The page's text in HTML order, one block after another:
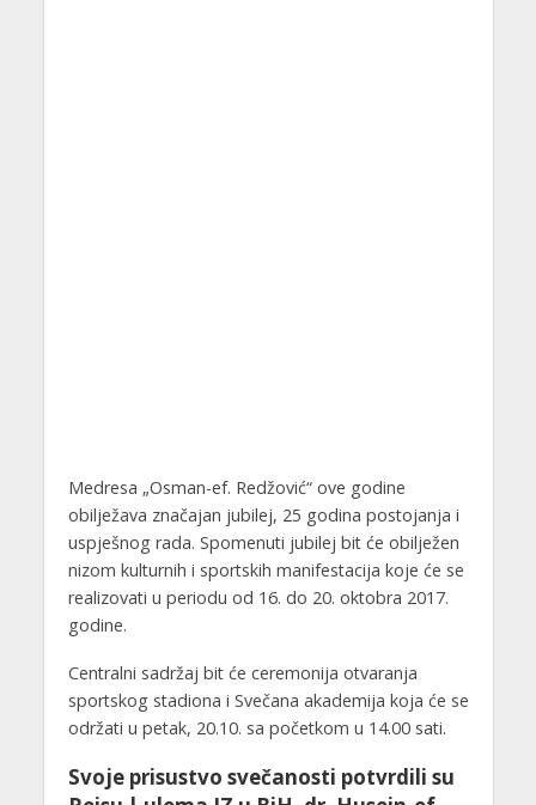
Medresa „Osman-ef. Redžović“ ove godine
obilježava značajan jubilej, 25 godina postojanja i
uspješnog rada. Spomenuti jubilej bit će obilježen
nizom kulturnih i sportskih manifestacija koje će se
realizovati u periodu od 16. do 20. oktobra 2017.
godine.
Centralni sadržaj bit će ceremonija otvaranja
sportskog stadiona i Svečana akademija koja će se
održati u petak, 20.10. sa početkom u 14.00 sati.
Svoje prisustvo svečanosti potvrdili su